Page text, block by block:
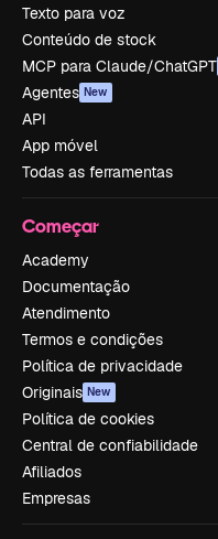
Texto para voz
Conteúdo de stock
MCP para Claude/ChatGPT
Agentes New
API
App móvel
Todas as ferramentas
Começar
Academy
Documentação
Atendimento
Termos e condições
Política de privacidade
Originais New
Política de cookies
Central de confiabilidade
Afiliados
Empresas